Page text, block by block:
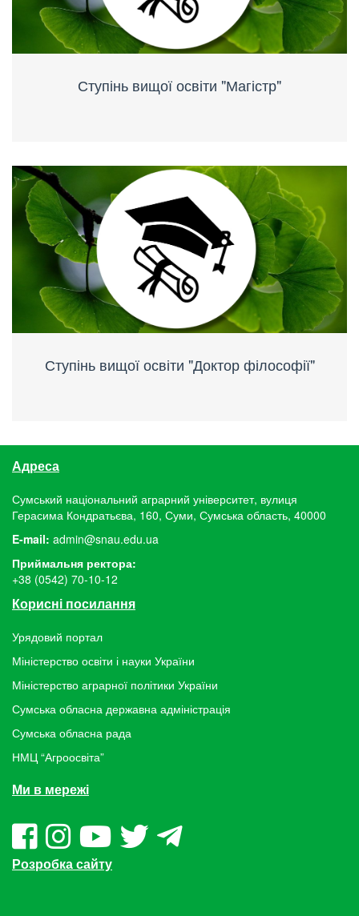
Ступінь вищої освіти "Магістр"
Ступінь вищої освіти "Доктор філософії"
Адреса
Сумський національний аграрний університет, вулиця
Герасима Кондратьєва, 160, Суми, Сумська область, 40000
E-mail: admin@snau.edu.ua
Приймальня ректора:
+38 (0542) 70-10-12
Корисні посилання
Урядовий портал
Міністерство освіти і науки України
Міністерство аграрної політики України
Сумська обласна державна адміністрація
Сумська обласна рада
НМЦ “Агроосвіта”
Ми в мережі
Розробка сайту